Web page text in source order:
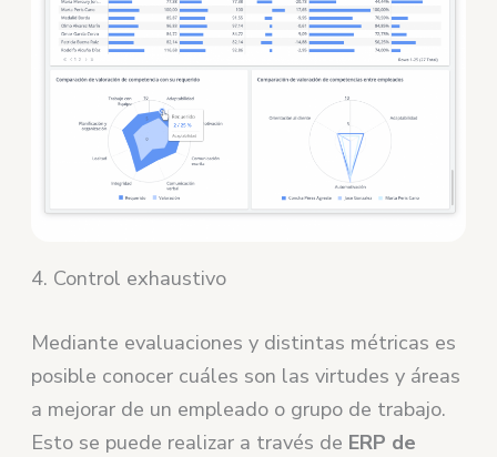
4. Control exhaustivo
Mediante evaluaciones y distintas métricas es
posible conocer cuáles son las virtudes y áreas
a mejorar de un empleado o grupo de trabajo.
Esto se puede realizar a través de ERP de